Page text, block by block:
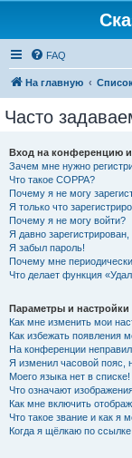
FAQ
На главную
Часто
Вход на конференцию и
Зачем мне нужно
Что такое COPPA?
Почему я не могу
Я только что
Почему я не могу войти?
Я давно
Я забыл пароль!
Почему мне
Что делает функция
Параметры и настройки
Как мне изменить мои
Как избежать появления
На конференции
Я изменил часовой пояс,
Моего языка нет в списке!
Что означают
Как мне включить
Что такое звание и как я
Когда я щёлкаю по